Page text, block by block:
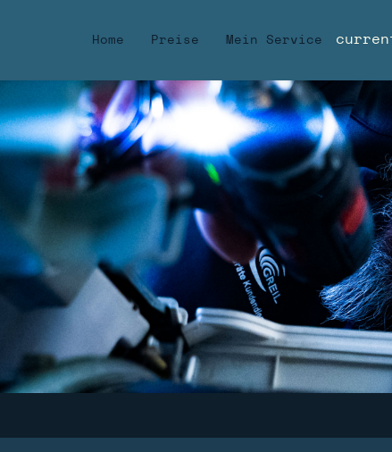
Home Preise Mein Service